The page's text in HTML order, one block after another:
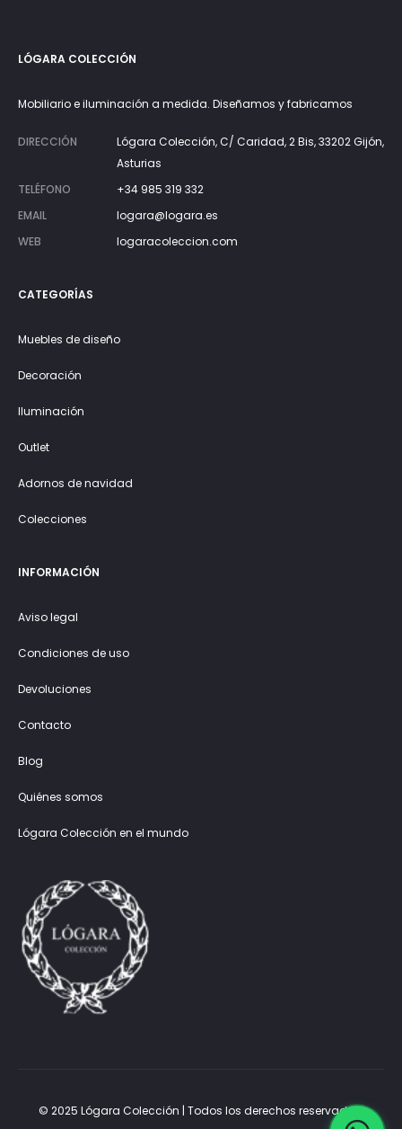
LÓGARA COLECCIÓN
Mobiliario e iluminación a medida. Diseñamos y fabricamos
DIRECCIÓN
Lógara Colección, C/ Caridad, 2 Bis, 33202 Gijón,
Asturias
TELÉFONO
+34 985 319 332
EMAIL
logara@logara.es
WEB
logaracoleccion.com
CATEGORÍAS
Muebles de diseño
Decoración
Iluminación
Outlet
Adornos de navidad
Colecciones
INFORMACIÓN
Aviso legal
Condiciones de uso
Devoluciones
Contacto
Blog
Quiénes somos
Lógara Colección en el mundo
© 2025 Lógara Colección | Todos los derechos reservados.